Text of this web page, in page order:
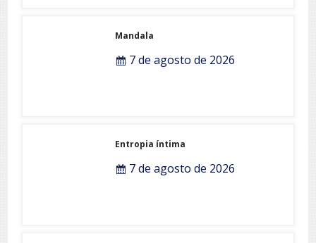
Mandala
7 de agosto de 2026
Entropia íntima
7 de agosto de 2026